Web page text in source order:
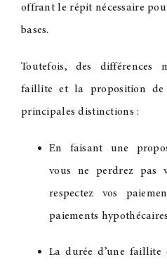
offrant le répit nécessaire
bases.
Toutefois, des différences
faillite et la proposition de
principales distinctions :
En faisant une
vous ne perdrez pas
respectez vos
paiements
La durée d’une faillite